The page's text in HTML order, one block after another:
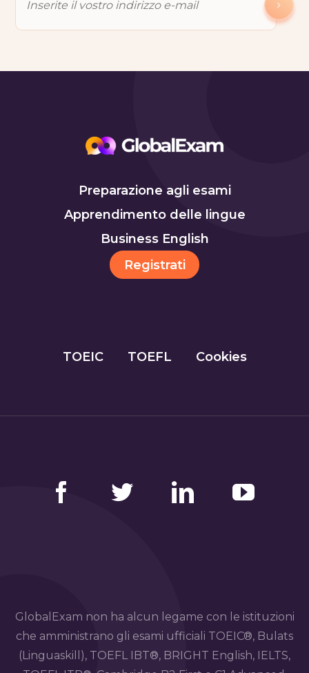
Preparazione agli esami
Apprendimento delle lingue
Business English
Registrati
TOEIC TOEFL Cookies
GlobalExam non ha alcun legame con le istituzioni
che amministrano gli esami ufficiali TOEIC®, Bulats
(Linguaskill), TOEFL IBT®, BRIGHT English, IELTS,